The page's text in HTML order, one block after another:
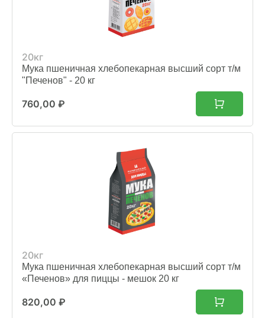
20кг
Мука пшеничная хлебопекарная высший сорт т/м
"Печенов" - 20 кг
760,00 ₽
20кг
Мука пшеничная хлебопекарная высший сорт т/м
«Печенов» для пиццы - мешок 20 кг
820,00 ₽